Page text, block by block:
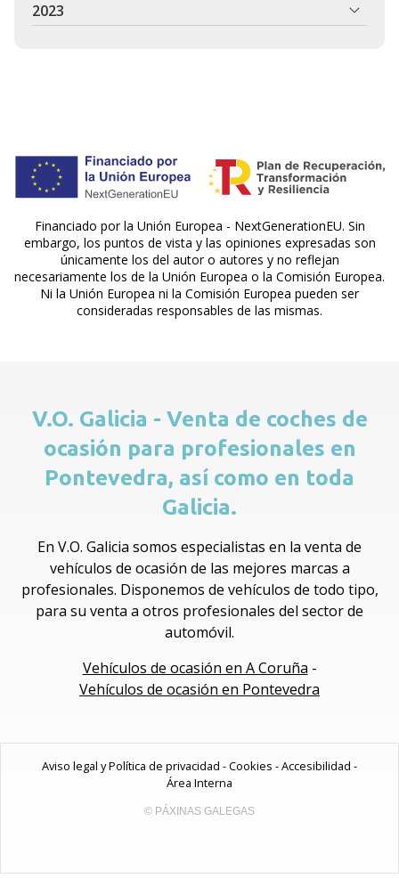
2023
Financiado por la Unión Europea - NextGenerationEU. Sin
embargo, los puntos de vista y las opiniones expresadas son
únicamente los del autor o autores y no reflejan
necesariamente los de la Unión Europea o la Comisión Europea.
Ni la Unión Europea ni la Comisión Europea pueden ser
consideradas responsables de las mismas.
V.O. Galicia - Venta de coches de
ocasión para profesionales en
Pontevedra, así como en toda
Galicia.
En V.O. Galicia somos especialistas en la venta de
vehículos de ocasión de las mejores marcas a
profesionales. Disponemos de vehículos de todo tipo,
para su venta a otros profesionales del sector de
automóvil.
Vehículos de ocasión en A Coruña -
Vehículos de ocasión en Pontevedra
Aviso legal y Política de privacidad -Cookies -Accesibilidad -
Área Interna
© PÁXINAS GALEGAS